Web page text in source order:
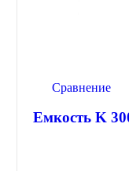
Сравнение
Емкость K